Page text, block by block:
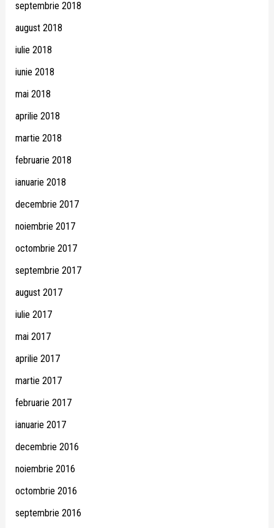
septembrie 2018
august 2018
iulie 2018
iunie 2018
mai 2018
aprilie 2018
martie 2018
februarie 2018
ianuarie 2018
decembrie 2017
noiembrie 2017
octombrie 2017
septembrie 2017
august 2017
iulie 2017
mai 2017
aprilie 2017
martie 2017
februarie 2017
ianuarie 2017
decembrie 2016
noiembrie 2016
octombrie 2016
septembrie 2016